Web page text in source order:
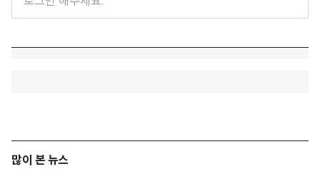
많이 본 뉴스